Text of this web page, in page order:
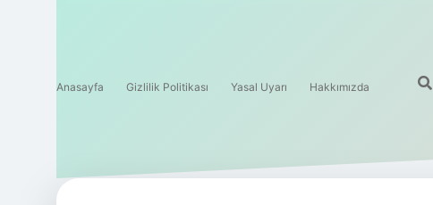
Anasayfa Gizlilik Politikası Yasal Uyarı Hakkımızda